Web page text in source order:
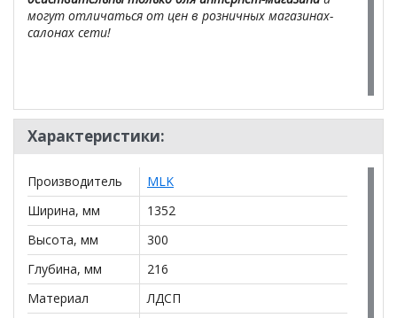
могут отличаться от цен в розничных магазинах-
салонах сети!
Характеристики:
Производитель
MLK
Ширина, мм
1352
Высота, мм
300
Глубина, мм
216
Материал
ЛДСП